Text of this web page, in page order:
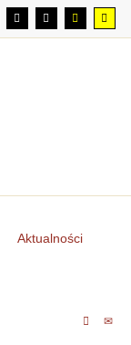
Aktualności